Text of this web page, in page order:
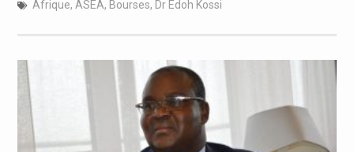
Afrique, ASEA, Bourses, Dr Edoh Kossi